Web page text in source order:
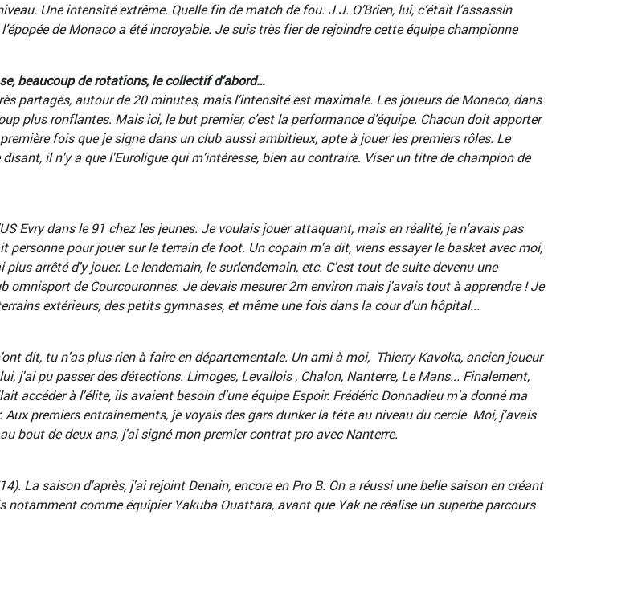
Une intensité extrême. Quelle fin de match de fou. J.J. O’Brien, lui, c’était l’assassin
de Monaco a été incroyable. Je suis très fier de rejoindre cette équipe championne
beaucoup de rotations, le collectif d’abord…
partagés, autour de 20 minutes, mais l’intensité est maximale. Les joueurs de Monaco, dans
plus ronflantes. Mais ici, le but premier, c’est la performance d’équipe. Chacun doit apporter
fois que je signe dans un club aussi ambitieux, apte à jouer les premiers rôles. Le
il n'y a que l'Euroligue qui m'intéresse, bien au contraire. Viser un titre de champion de
Evry dans le 91 chez les jeunes. Je voulais jouer attaquant, mais en réalité, je n'avais pas
pour jouer sur le terrain de foot. Un copain m'a dit, viens essayer le basket avec moi,
arrêté d'y jouer. Le lendemain, le surlendemain, etc. C'est tout de suite devenu une
omnisport de Courcouronnes. Je devais mesurer 2m environ mais j'avais tout à apprendre ! Je
extérieurs, des petits gymnases, et même une fois dans la cour d'un hôpital...
dit, tu n'as plus rien à faire en départementale. Un ami à moi, Thierry Kavoka, ancien joueur
j'ai pu passer des détections. Limoges, Levallois , Chalon, Nanterre, Le Mans... Finalement,
accéder à l'élite, ils avaient besoin d'une équipe Espoir. Frédéric Donnadieu m'a donné ma
premiers entraînements, je voyais des gars dunker la tête au niveau du cercle. Moi, j'avais
bout de deux ans, j'ai signé mon premier contrat pro avec Nanterre.
La saison d'après, j'ai rejoint Denain, encore en Pro B. On a réussi une belle saison en créant
comme équipier Yakuba Ouattara, avant que Yak ne réalise un superbe parcours